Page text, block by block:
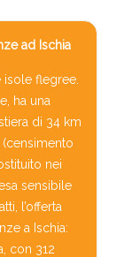
ad Ischia
isole flegree.
ha una
di 34 km
nei
sensibile
l’offerta
a Ischia:
con 312